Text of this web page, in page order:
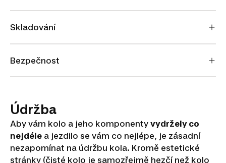
Skladování
Bezpečnost
Údržba
Aby vám kolo a jeho komponenty vydržely co
nejdéle a jezdilo se vám co nejlépe, je zásadní
nezapomínat na údržbu kola. Kromě estetické
stránky (čisté kolo je samozřejmě hezčí než kolo